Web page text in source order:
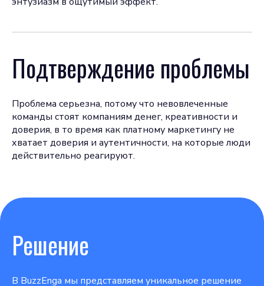
Подтверждение проблемы
Проблема серьезна, потому что невовлеченные
команды стоят компаниям денег, креативности и
доверия, в то время как платному маркетингу не
хватает доверия и аутентичности, на которые люди
действительно реагируют.
Решение
В BuzzEnga мы представляем уникальное решение